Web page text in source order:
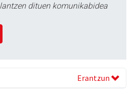
dituen komunikabidea
Erantzun